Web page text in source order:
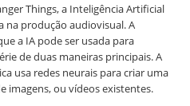
Things, a Inteligência Artificial
na produção audiovisual. A
a IA pode ser usada para
de duas maneiras principais. A
usa redes neurais para criar uma
imagens, ou vídeos existentes.